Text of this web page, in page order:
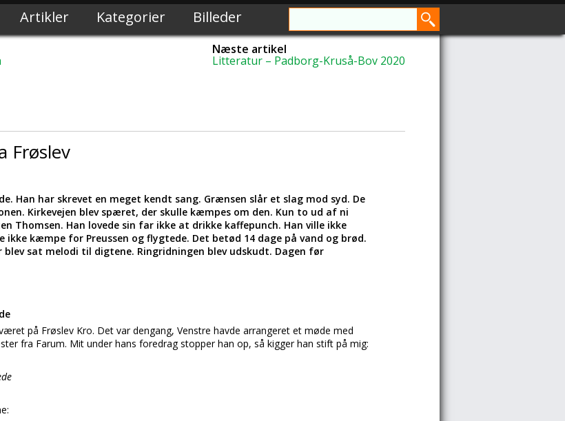
Artikler Kategorier Billeder
Næste artikel
Litteratur – Padborg-Kruså-Bov 2020
Frøslev
Han har skrevet en meget kendt sang. Grænsen slår et slag mod syd. De
Kirkevejen blev spæret, der skulle kæmpes om den. Kun to ud af ni
Thomsen. Han lovede sin far ikke at drikke kaffepunch. Han ville ikke
ikke kæmpe for Preussen og flygtede. Det betød 14 dage på vand og brød.
sat melodi til digtene. Ringridningen blev udskudt. Dagen før
på Frøslev Kro. Det var dengang, Venstre havde arrangeret et møde med
fra Farum. Mit under hans foredrag stopper han op, så kigger han stift på mig: